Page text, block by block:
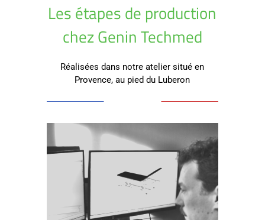
Les étapes de production
chez Genin Techmed
Réalisées dans notre atelier situé en
Provence, au pied du Luberon